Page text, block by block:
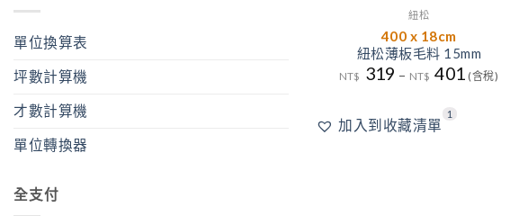
單位換算表
坪數計算機
才數計算機
單位轉換器
全支付
紐松
400 x 18cm
紐松薄板毛料 15mm
NT$ 319 – NT$ 401 (含稅)
加入到收藏清單
1